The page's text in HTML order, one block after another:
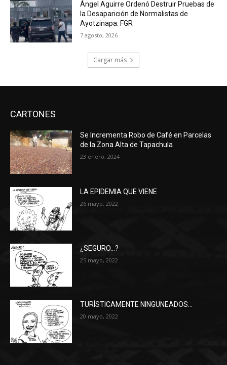
Ángel Aguirre Ordenó Destruir Pruebas de
la Desaparición de Normalistas de
Ayotzinapa: FGR
7 agosto, 2026
Cargar más
CARTONES
Se Incrementa Robo de Café en Parcelas
de la Zona Alta de Tapachula
23 enero, 2024
LA EPIDEMIA QUE VIENE
26 mayo, 2022
¿SEGURO…?
25 mayo, 2022
TURÍSTICAMENTE NINGUNEADOS…
20 mayo, 2022